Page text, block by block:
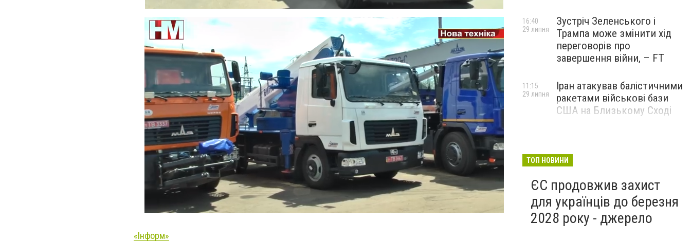
«Інформ»
Зустріч Зеленського і
Трампа може змінити хід
переговорів про
завершення війни, – FT
16:40
29 липня
Іран атакував балістичними
ракетами військові бази
США на Близькому Сході
11:15
29 липня
ТОП НОВИНИ
ЄС продовжив захист
для українців до березня
2028 року - джерело